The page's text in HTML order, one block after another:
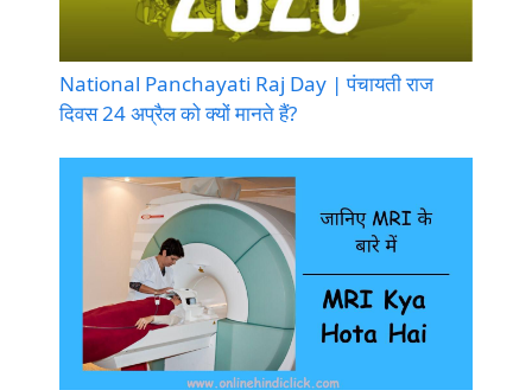
National Panchayati Raj Day | पंचायती राज
दिवस 24 अप्रैल को क्यों मानते हैं?